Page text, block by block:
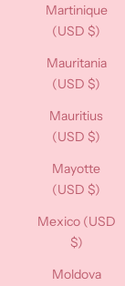
Martinique
(USD $)
Mauritania
(USD $)
Mauritius
(USD $)
Mayotte
(USD $)
Mexico (USD
$)
Moldova